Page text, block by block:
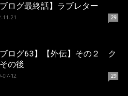
ブログ最終話】ラブレター
11-21 29
ブログ63】【外伝】その２ ク
の後
07-12 29